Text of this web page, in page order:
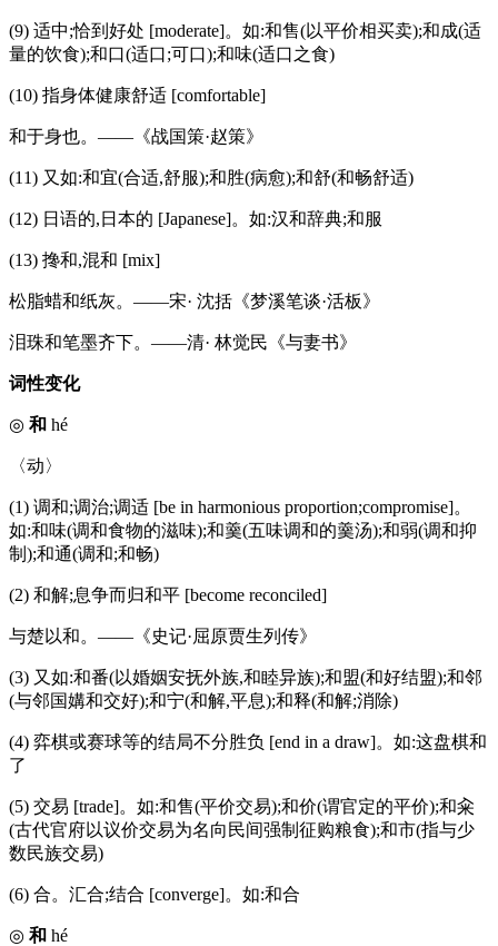
(9) 适中;恰到好处 [moderate]。如:和售(以平价相买卖);和成(适
量的饮食);和口(适口;可口);和味(适口之食)
(10) 指身体健康舒适 [comfortable]
和于身也。——《战国策·赵策》
(11) 又如:和宜(合适,舒服);和胜(病愈);和舒(和畅舒适)
(12) 日语的,日本的 [Japanese]。如:汉和辞典;和服
(13) 搀和,混和 [mix]
松脂蜡和纸灰。——宋· 沈括《梦溪笔谈·活板》
泪珠和笔墨齐下。——清· 林觉民《与妻书》
词性变化
◎ 和 hé
〈动〉
(1) 调和;调治;调适 [be in harmonious proportion;compromise]。
如:和味(调和食物的滋味);和羹(五味调和的羹汤);和弱(调和抑
制);和通(调和;和畅)
(2) 和解;息争而归和平 [become reconciled]
与楚以和。——《史记·屈原贾生列传》
(3) 又如:和番(以婚姻安抚外族,和睦异族);和盟(和好结盟);和邻
(与邻国媾和交好);和宁(和解,平息);和释(和解;消除)
(4) 弈棋或赛球等的结局不分胜负 [end in a draw]。如:这盘棋和
了
(5) 交易 [trade]。如:和售(平价交易);和价(谓官定的平价);和籴
(古代官府以议价交易为名向民间强制征购粮食);和市(指与少
数民族交易)
(6) 合。汇合;结合 [converge]。如:和合
◎ 和 hé